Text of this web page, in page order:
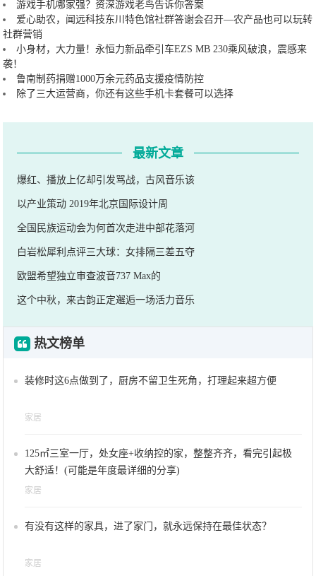
游戏手机哪家强？资深游戏老鸟告诉你答案
爱心助农，闻远科技东川特色馆社群答谢会召开—农产品也可以玩转
社群营销
小身材，大力量！永恒力新品牵引车EZS MB 230乘风破浪，震感来
袭！
鲁南制药捐赠1000万余元药品支援疫情防控
除了三大运营商，你还有这些手机卡套餐可以选择
最新文章
爆红、播放上亿却引发骂战，古风音乐该
以产业策动 2019年北京国际设计周
全国民族运动会为何首次走进中部花落河
白岩松犀利点评三大球：女排隔三差五夺
欧盟希望独立审查波音737 Max的
这个中秋，来古韵正定邂逅一场活力音乐
热文榜单
装修时这6点做到了，厨房不留卫生死角，打理起来超方便
家居
125㎡三室一厅，处女座+收纳控的家，整整齐齐，看完引起极
大舒适！(可能是年度最详细的分享)
家居
有没有这样的家具，进了家门，就永远保持在最佳状态？
家居